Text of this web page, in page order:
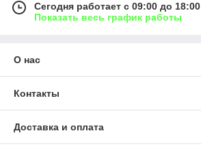
Сегодня работает с 09:00 до 18:00
Показать весь график работы
О нас
Контакты
Доставка и оплата